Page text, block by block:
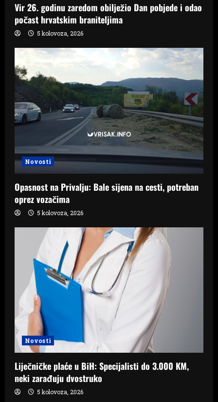
Vir 26. godinu zaredom obilježio Dan pobjede i odao
počast hrvatskim braniteljima
5 kolovoza, 2026
Novosti
Opasnost na Privalju: Bale sijena na cesti, potreban
oprez vozačima
5 kolovoza, 2026
Novosti
Liječničke plaće u BiH: Specijalisti do 3.000 KM,
neki zarađuju dvostruko
5 kolovoza, 2026